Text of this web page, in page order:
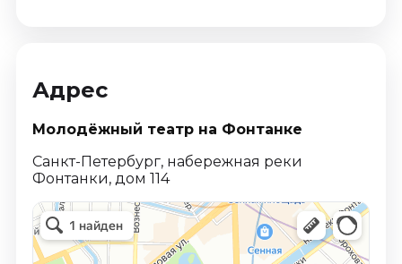
Адрес
Молодёжный театр на Фонтанке
Санкт-Петербург, набережная реки
Фонтанки, дом 114